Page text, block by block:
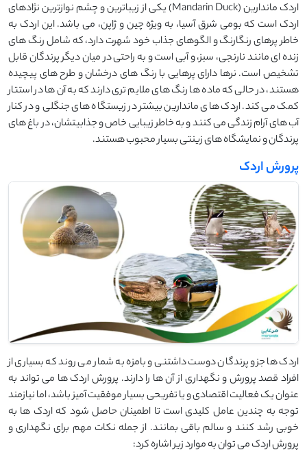
اردک ماندارین (Mandarin Duck) یکی از زیباترین و چشم‌ نوازترین نژادهای
اردک است که بومی شرق آسیا، به‌ ویژه چین و ژاپن، می ‌باشد. این اردک به
خاطر پرهای رنگارنگ و الگوهای جذاب خود شهرت دارد، که شامل رنگ‌ های
زنده‌ ای مانند نارنجی، سبز، و آبی است و به راحتی در میان دیگر پرندگان قابل
تشخیص است. نرها دارای پرهایی با رنگ ‌های درخشان و طرح ‌های پیچیده
هستند، در حالی که ماده ‌ها رنگ ‌های ملایم ‌تری دارند که به آن‌ ها در استتار
کمک می ‌کند. اردک ‌های ماندارین بیشتر در زیستگاه ‌های جنگلی و در کنار
آب‌ های آرام زندگی می ‌کنند و به خاطر زیبایی خاص و جذابیتشان، در باغ‌ های
پرندگان و نمایشگاه‌ های زینتی بسیار محبوب هستند.
پرورش اردک
اردک ها جزو پرندگان دوست داشتنی و بامزه به شمار می روند که بسیاری از
افراد قصد پرورش و نگهداری از آن ها را دارند. پرورش اردک‌ ها می ‌تواند به
عنوان یک فعالیت اقتصادی و یا تفریحی بسیار موفقیت ‌آمیز باشد، اما نیازمند
توجه به چندین عامل کلیدی است تا اطمینان حاصل شود که اردک‌ ها به
خوبی رشد کنند و سالم باقی بمانند. از جمله نکات مهم برای نگهداری و
پرورش اردک می توان به موارد زیر اشاره کرد: